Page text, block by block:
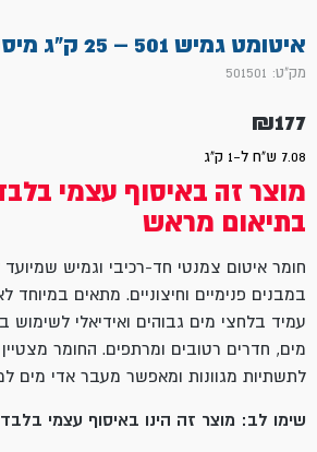
איטומט גמיש 501 – 25 ק"ג מיסטר פיקס
מק"ט: 501501
₪177
7.08 ש"ח ל-1 ק"ג
מוצר זה באיסוף עצמי
בתיאום מראש
חומר איטום צמנטי חד-רכיבי וגמיש שמיועד
במבנים פנימיים וחיצוניים. מתאים במיוחד
עמיד בלחצי מים גבוהים ואידיאלי לשימוש
מים, חדרים רטובים ומרתפים. החומר
לתשתיות מגוונות ומאפשר מעבר אדי מים
שימו לב: מוצר זה הינו באיסוף עצמי